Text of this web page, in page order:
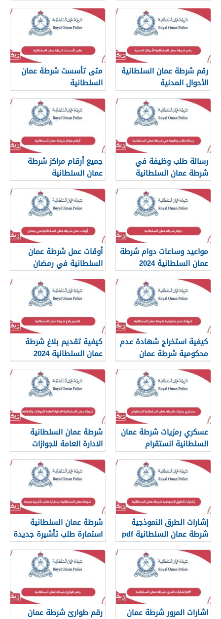
رقم شرطة عمان السلطانية
الأحوال المدنية
متى تأسست شرطة عمان
السلطانية
رسالة طلب وظيفة في
شرطة عمان السلطانية
جميع أرقام مراكز شرطة
عمان السلطانية
مواعيد وساعات دوام شرطة
عمان السلطانية 2024
أوقات عمل شرطة عمان
السلطانية في رمضان
كيفية استخراج شهادة عدم
محكومية شرطة عمان
السلطانية
كيفية تقديم بلاغ شرطة
عمان السلطانية 2024
عسكري رمزيات شرطة عمان
السلطانية انستقرام
شرطة عمان السلطانية
الادارة العامة للجوازات
والاقامة
إشارات الطرق النموذجية
شرطة عمان السلطانية pdf
شرطة عمان السلطانية
استمارة طلب تأشيرة جديدة
اشارات المرور شرطة عمان
رقم طوارئ شرطة عمان